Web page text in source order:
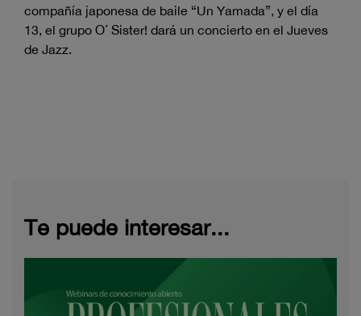
compañía japonesa de baile “Un Yamada”, y el día
13, el grupo O´ Sister! dará un concierto en el Jueves
de Jazz.
Te puede interesar...